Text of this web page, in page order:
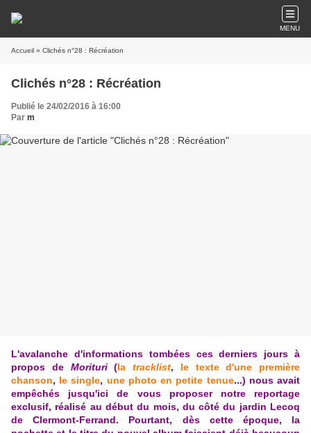
MENU
Accueil » Clichés n°28 : Récréation
Clichés n°28 : Récréation
Publié le 24/02/2016 à 16:00
Par m
L'avalanche d'informations tombées ces derniers jours à
propos de Morituri(la tracklist, le texte d'une première
chanson, le single, une photo en petite tenue...) nous avait
empêchés jusqu'ici de vous proposer notre reportage
exclusif, réalisé au début du mois, du côté du jardin Lecoq
de Clermont-Ferrand. Pourtant, dès cette époque, la